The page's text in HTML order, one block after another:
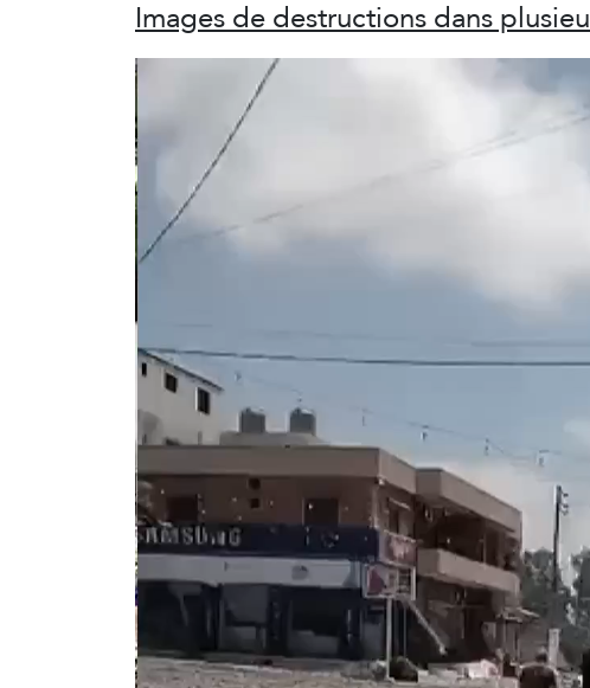
Images de destructions dans